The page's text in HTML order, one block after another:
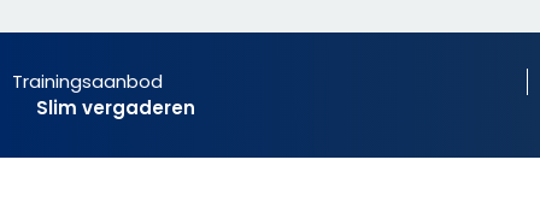
Trainingsaanbod
Slim vergaderen